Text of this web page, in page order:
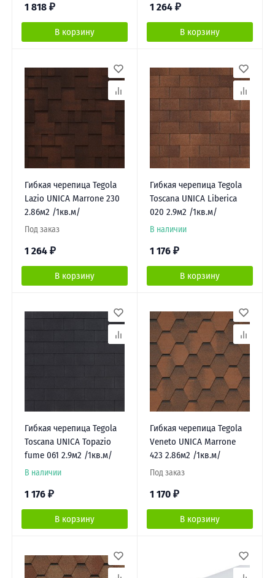
1 818 ₽
В корзину
1 264 ₽
В корзину
Гибкая черепица Tegola
Lazio UNICA Marrone 230
2.86м2 /1кв.м/
Под заказ
1 264 ₽
В корзину
Гибкая черепица Tegola
Toscana UNICA Liberica
020 2.9м2 /1кв.м/
В наличии
1 176 ₽
В корзину
Гибкая черепица Tegola
Toscana UNICA Topazio
fume 061 2.9м2 /1кв.м/
В наличии
1 176 ₽
В корзину
Гибкая черепица Tegola
Veneto UNICA Marrone
423 2.86м2 /1кв.м/
Под заказ
1 170 ₽
В корзину